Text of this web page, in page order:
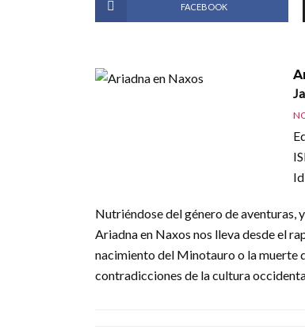
FACEBOOK
Nutriéndose del género de
Ariadna en Naxos nos lleva desde el
nacimiento del Minotauro o la muerte
contradicciones de la cultura